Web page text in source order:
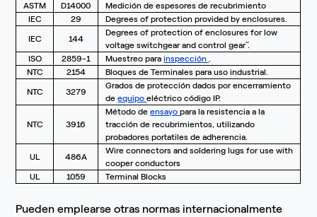
ASTM
D14000
Medición de espesores de recubrimiento
IEC
29
Degrees of protection provided by enclosures.
IEC
144
Degrees of protection of enclosures for low
voltage switchgear and control gear”.
ISO
2859-1 Muestreo parainspección.
NTC
2154
Bloques de Terminales para uso industrial.
NTC
3279
Grados de protección dados por encerramiento
deequipoeléctrico código IP.
NTC 3916
Método deensayopara la resistencia a la
tracción de recubrimientos, utilizando
probadores portatiles de adherencia.
UL
486A
Wire connectors and soldering lugs for use with
cooper conductors
UL
1059 Terminal Blocks
Pueden emplearse otras normas internacionalmente